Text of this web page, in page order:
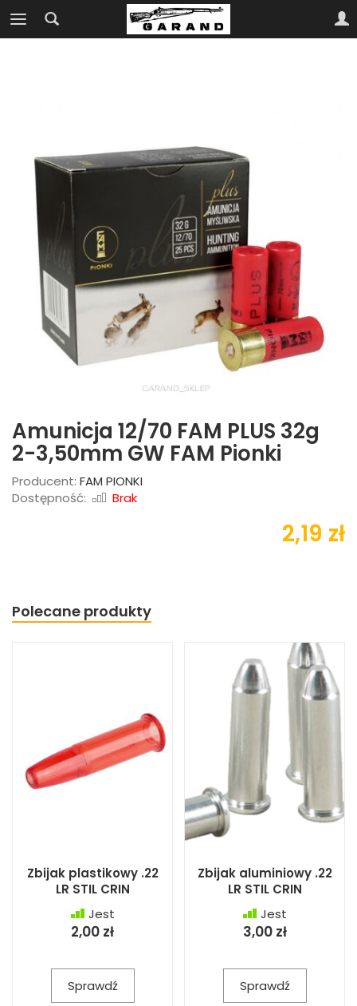
Amunicja 12/70 FAM PLUS 32g
2-3,50mm GW FAM Pionki
Producent: FAM PIONKI
Dostępność:
Brak
2,19 zł
Polecane produkty
Zbijak plastikowy .22
LR STIL CRIN
Jest
2,00 zł
Sprawdź
Zbijak aluminiowy .22
LR STIL CRIN
Jest
3,00 zł
Sprawdź